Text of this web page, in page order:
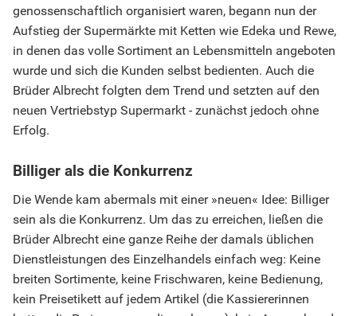
genossenschaftlich organisiert waren, begann nun der
Aufstieg der Supermärkte mit Ketten wie Edeka und Rewe,
in denen das volle Sortiment an Lebensmitteln angeboten
wurde und sich die Kunden selbst bedienten. Auch die
Brüder Albrecht folgten dem Trend und setzten auf den
neuen Vertriebstyp Supermarkt - zunächst jedoch ohne
Erfolg.
Billiger als die Konkurrenz
Die Wende kam abermals mit einer »neuen« Idee: Billiger
sein als die Konkurrenz. Um das zu erreichen, ließen die
Brüder Albrecht eine ganze Reihe der damals üblichen
Dienstleistungen des Einzelhandels einfach weg: Keine
breiten Sortimente, keine Frischwaren, keine Bedienung,
kein Preisetikett auf jedem Artikel (die Kassiererinnen